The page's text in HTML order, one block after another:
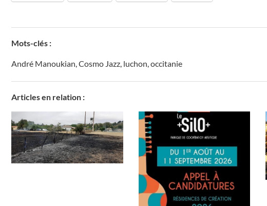
Mots-clés :
André Manoukian,Cosmo Jazz, luchon,occitanie
Articles en relation :